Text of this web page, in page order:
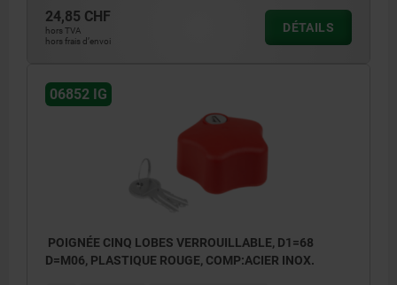
24,85 CHF
hors TVA
hors frais d’envoi
DÉTAILS
06852 IG
POIGNÉE CINQ LOBES VERROUILLABLE, D1=68
D=M06, PLASTIQUE ROUGE, COMP:ACIER INOX.